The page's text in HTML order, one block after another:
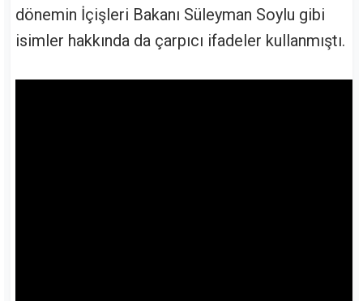
dönemin İçişleri Bakanı Süleyman Soylu gibi
isimler hakkında da çarpıcı ifadeler kullanmıştı.